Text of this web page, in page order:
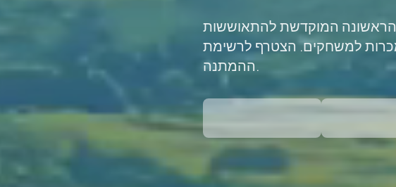
הראשונה המוקדשת להתאוששות
למשחקים. הצטרף לרשימת
ההמתנה.